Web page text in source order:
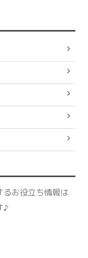
るお役立ち情報は
♪